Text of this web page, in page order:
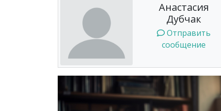
Анастасия
Дубчак
Отправить
сообщение